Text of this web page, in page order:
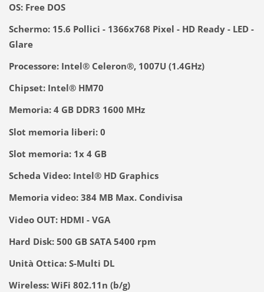
OS: Free DOS
Schermo: 15.6 Pollici - 1366x768 Pixel - HD Ready - LED -
Glare
Processore: Intel® Celeron®, 1007U (1.4GHz)
Chipset: Intel® HM70
Memoria: 4 GB DDR3 1600 MHz
Slot memoria liberi: 0
Slot memoria: 1x 4 GB
Scheda Video: Intel® HD Graphics
Memoria video: 384 MB Max. Condivisa
Video OUT: HDMI - VGA
Hard Disk: 500 GB SATA 5400 rpm
Unità Ottica: S-Multi DL
Wireless: WiFi 802.11n (b/g)